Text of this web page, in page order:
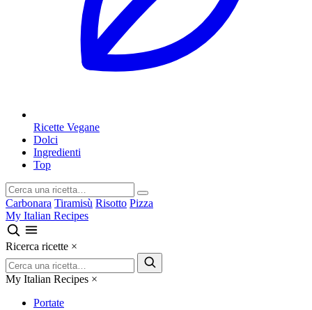
Ricette Vegane
Dolci
Ingredienti
Top
Carbonara Tiramisù Risotto Pizza
My Italian Recipes
Ricerca ricette ×
My Italian Recipes ×
Portate